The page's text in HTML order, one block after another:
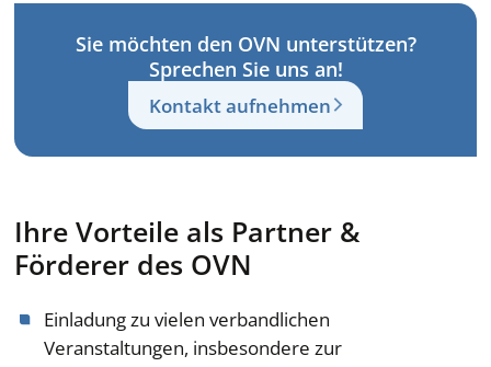
Sie möchten den OVN unterstützen?
Sprechen Sie uns an!
Kontakt aufnehmen
Ihre Vorteile als Partner &
Förderer des OVN
Einladung zu vielen verbandlichen
Veranstaltungen, insbesondere zur